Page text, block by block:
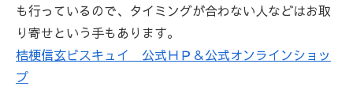
も行っているので、タイミングが合わない人などはお取
り寄せという手もあります。
桔梗信玄ビスキュイ 公式ＨＰ＆公式オンラインショッ
プ